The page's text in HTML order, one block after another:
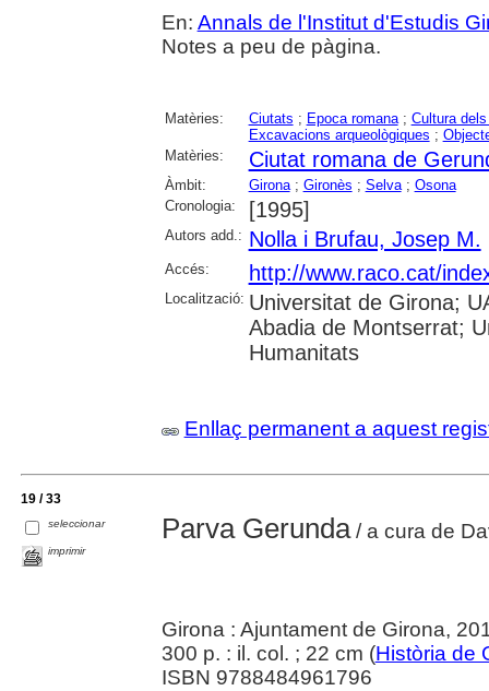
En: Annals de l'Institut d'Estudis
Notes a peu de pàgina.
Matèries: Ciutats ; Epoca romana; Cultura
Excavacions arqueològiques ;
Matèries:
Ciutat romana de
Àmbit: Girona; Gironès ; Selva; Osona
Cronologia:
[1995]
Autors add.: Nolla i Brufau, Josep M.
Accés: http://www.raco.cat/
Localització: Universitat de Girona;
Abadia de Montserrat;
Humanitats
Enllaç permanent a aquest
19 / 33
seleccionar
imprimir
Parva Gerunda/ a cura de
Girona : Ajuntament de Girona,
300 p. : il. col. ; 22 cm (Història de
ISBN 9788484961796